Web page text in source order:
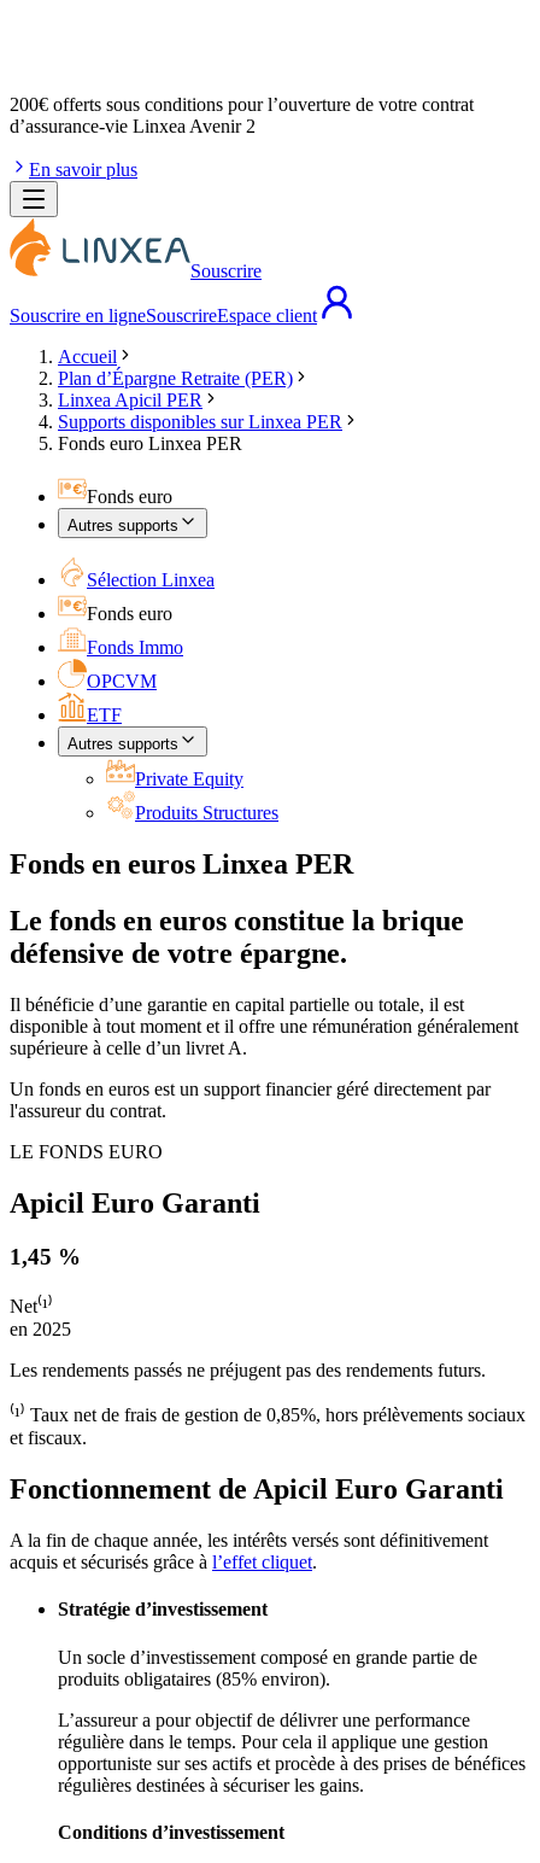
200€ offerts sous conditions pour l’ouverture de votre contrat
d’assurance-vie Linxea Avenir 2
En savoir plus
Souscrire
Souscrire en ligneSouscrireEspace client
Accueil
Plan d’Épargne Retraite (PER)
Linxea Apicil PER
Supports disponibles sur Linxea PER
Fonds euro Linxea PER
Fonds euro
Autres supports
Sélection Linxea
Fonds euro
Fonds Immo
OPCVM
ETF
Autres supports
Private Equity
Produits Structures
Fonds en euros Linxea PER
Le fonds en euros constitue la brique
défensive de votre épargne.
Il bénéficie d’une garantie en capital partielle ou totale, il est
disponible à tout moment et il offre une rémunération généralement
supérieure à celle d’un livret A.
Un fonds en euros est un support financier géré directement par
l'assureur du contrat.
LE FONDS EURO
Apicil Euro Garanti
1,45 %
Net⁽¹⁾
en 2025
Les rendements passés ne préjugent pas des rendements futurs.
⁽¹⁾ Taux net de frais de gestion de 0,85%, hors prélèvements sociaux
et fiscaux.
Fonctionnement de Apicil Euro Garanti​
A la fin de chaque année, les intérêts versés sont définitivement
acquis et sécurisés grâce à l’effet cliquet.
Stratégie d’investissement
Un socle d’investissement composé en grande partie de
produits obligataires (85% environ).
L’assureur a pour objectif de délivrer une performance
régulière dans le temps. Pour cela il applique une gestion
opportuniste sur ses actifs et procède à des prises de bénéfices
régulières destinées à sécuriser les gains.
Conditions d’investissement